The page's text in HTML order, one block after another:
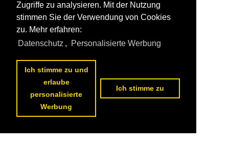
Zugriffe zu analysieren. Mit der Nutzung
stimmen Sie der Verwendung von Cookies
zu. Mehr erfahren:
Datenschutz , Personalisierte Werbung
Ich stimme zu und
erlaube
personalisierte
Werbung
Ich stimme zu